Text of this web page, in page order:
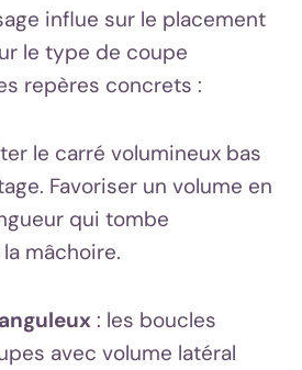
influe sur le placement
le type de coupe
repères concrets :
le carré volumineux bas
Favoriser un volume en
qui tombe
mâchoire.
: les boucles
avec volume latéral